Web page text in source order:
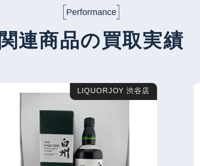
Performance
関連商品の買取実績
LIQUORJOY 渋谷店